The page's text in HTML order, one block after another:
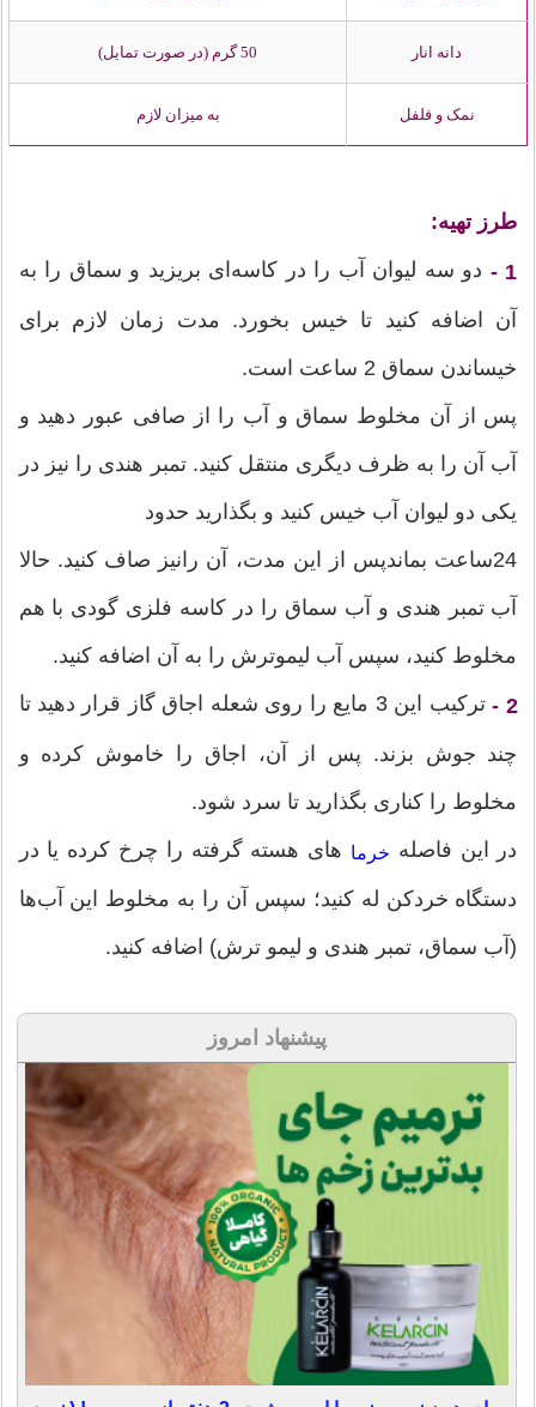
دانه انار 50 گرم (در صورت تمایل)
نمک و فلفل به میزان لازم
طرز تهیه:
1 - دو سه لیوان آب را در کاسه‌ای بریزید و سماق را به
آن اضافه کنید تا خیس بخورد. مدت زمان لازم برای
خیساندن سماق 2 ساعت است.
پس از آن مخلوط سماق و آب را از صافی عبور دهید و
آب آن را به ظرف دیگری منتقل کنید. تمبر هندی را نیز در
یکی دو لیوان آب خیس کنید و بگذارید حدود
24ساعت بماندپس از این مدت، آن رانیز صاف کنید. حالا
آب تمبر هندی و آب سماق را در کاسه فلزی گودی با هم
مخلوط کنید، سپس آب لیموترش را به آن اضافه کنید.
2 - ترکیب این 3 مایع را روی شعله اجاق گاز قرار دهید تا
چند جوش بزند. پس از آن، اجاق را خاموش کرده و
مخلوط را کناری بگذارید تا سرد شود.
در این فاصله خرما های هسته گرفته را چرخ کرده یا در
دستگاه خردکن له کنید؛ سپس آن را به مخلوط این آب‌ها
(آب سماق، تمبر هندی و لیمو ترش) اضافه کنید.
پیشنهاد امروز